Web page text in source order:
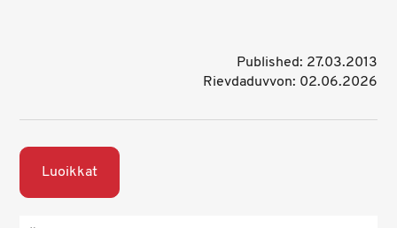
Published: 27.03.2013
Rievdaduvvon: 02.06.2026
Luoikkat